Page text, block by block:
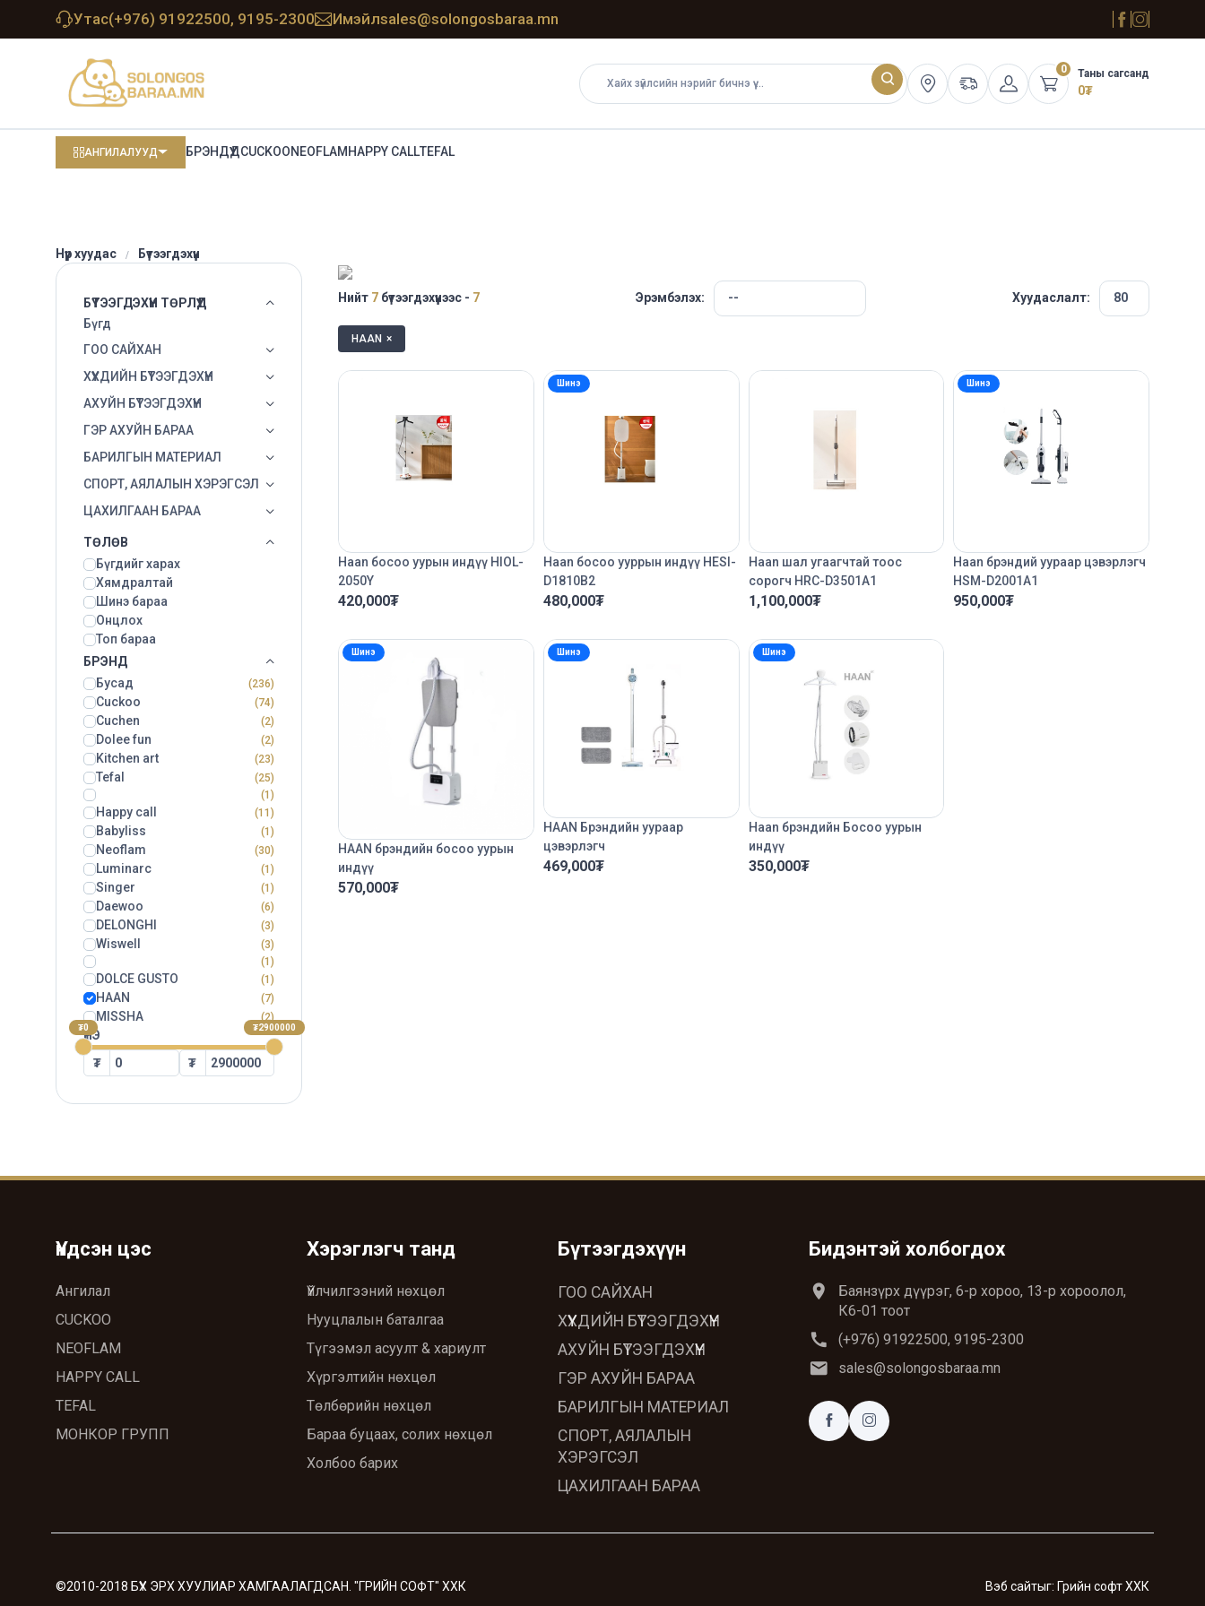
Утас(+976) 91922500, 9195-2300 Имэйлsales@solongosbaraa.mn
0 Таны сагсанд
0₮
АНГИЛАЛУУД БРЭНДҮҮДCUCKOONEOFLAM HAPPY CALLTEFAL
Нүүр хуудас Бүтээгдэхүүн
БҮТЭЭГДЭХҮҮН ТӨРЛҮҮД
Бүгд
ГОО САЙХАН
ХҮҮХДИЙН БҮТЭЭГДЭХҮҮН
АХУЙН БҮТЭЭГДЭХҮҮН
ГЭР АХУЙН БАРАА
БАРИЛГЫН МАТЕРИАЛ
СПОРТ, АЯЛАЛЫН ХЭРЭГСЭЛ
ЦАХИЛГААН БАРАА
ТӨЛӨВ
Бүгдийг харах
Хямдралтай
Шинэ бараа
Онцлох
Топ бараа
БРЭНД
Бусад
(236)
Cuckoo (74)
Cuchen (2)
Dolee fun (2)
Kitchen art (23)
Tefal
(25)
(1)
Happy call (11)
Babyliss (1)
Neoflam (30)
Luminarc (1)
Singer (1)
Daewoo (6)
DELONGHI (3)
Wiswell
(3)
(1)
DOLCE GUSTO (1)
HAAN (7)
MISSHA (2)
ҮНЭ
₮0 ₮2900000
₮ ₮
Нийт 7 бүтээгдэхүүнээс - 7 Эрэмбэлэх: Хуудаслалт:
HAAN ×
Haan босоо уурын индүү HIOL-
2050Y
420,000₮
Шинэ
Haan босоо ууррын индүү HESI-
D1810B2
480,000₮
Haan шал угаагчтай тоос
сорогч HRC-D3501A1
1,100,000₮
Шинэ
Haan брэндий уураар цэвэрлэгч
HSM-D2001A1
950,000₮
Шинэ
HAAN брэндийн босоо уурын
индүү
570,000₮
Шинэ
HAAN Брэндийн уураар
цэвэрлэгч
469,000₮
Шинэ
Haan брэндийн Босоо уурын
индүү
350,000₮
Үндсэн цэс
Ангилал
CUCKOO
NEOFLAM
HAPPY CALL
TEFAL
МОНКОР ГРУПП
Хэрэглэгч танд
Үйлчилгээний нөхцөл
Нууцлалын баталгаа
Түгээмэл асуулт & хариулт
Хүргэлтийн нөхцөл
Төлбөрийн нөхцөл
Бараа буцаах, солих нөхцөл
Холбоо барих
Бүтээгдэхүүн
ГОО САЙХАН
ХҮҮХДИЙН БҮТЭЭГДЭХҮҮН
АХУЙН БҮТЭЭГДЭХҮҮН
ГЭР АХУЙН БАРАА
БАРИЛГЫН МАТЕРИАЛ
СПОРТ, АЯЛАЛЫН
ХЭРЭГСЭЛ
ЦАХИЛГААН БАРАА
Бидэнтэй холбогдох
location_on
Баянзүрх дүүрэг, 6-р хороо, 13-р хороолол,
К6-01 тоот
call (+976) 91922500, 9195-2300
email sales@solongosbaraa.mn
©2010-2018 БҮХ ЭРХ ХУУЛИАР ХАМГААЛАГДСАН. "ГРИЙН СОФТ" ХХК Вэб сайтыг: Грийн софт ХХК